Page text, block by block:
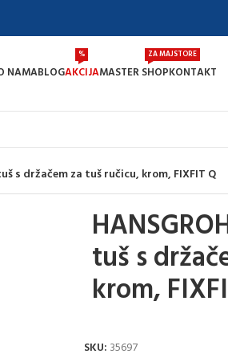
NAMABLOGAKCIJA
%
MASTER SHOP
ZA MAJSTORE
KONTAKT
s držačem za tuš ručicu, krom, FIXFIT Q
tuš s
krom,
SKU: 35697